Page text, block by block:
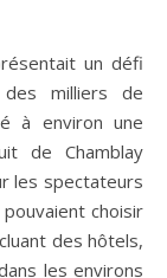
un défi
des milliers de
à environ une
de Chamblay
les spectateurs
choisir
des hôtels,
les environs